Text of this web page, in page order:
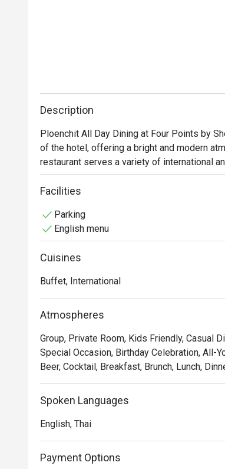
Description
Ploenchit All Day Dining at Four Points by
of the hotel, offering a bright and modern
restaurant serves a variety of international
for both hotel guests and city diners.
Facilities
Parking
English menu
Cuisines
Buffet, International
Atmospheres
Group, Private Room, Kids Friendly, Casual
Special Occasion, Birthday Celebration, All-
Beer, Cocktail, Breakfast, Brunch, Lunch,
Spoken Languages
English, Thai
Payment Options